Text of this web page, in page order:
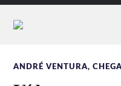
ANDRÉ VENTURA,